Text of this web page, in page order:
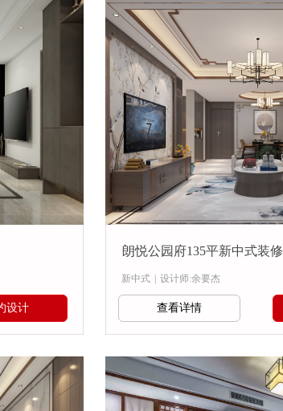
设计
朗悦公园府135平新中式装修
新中式 设计师:余要杰
查看详情